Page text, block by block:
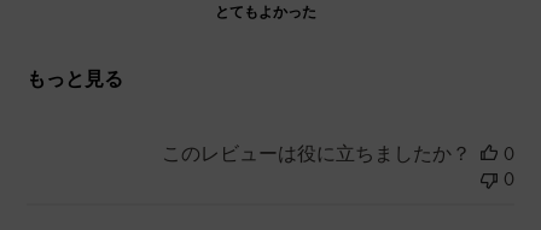
とてもよかった
もっと見る
このレビューは役に立ちましたか？
0
0